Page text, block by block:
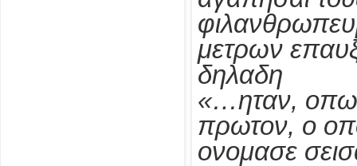
μετρων
δηλαδη
«…ηταν,
πρωτον, ο
ονομασε